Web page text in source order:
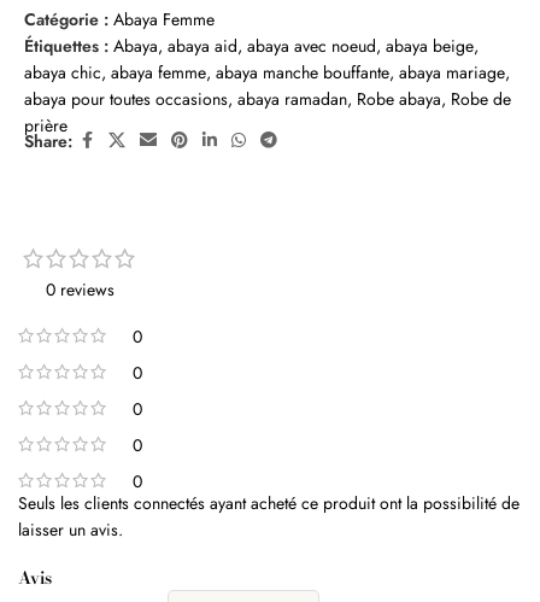
Catégorie : Abaya Femme
Étiquettes : Abaya, abaya aid, abaya avec noeud, abaya beige,
abaya chic, abaya femme, abaya manche bouffante, abaya mariage,
abaya pour toutes occasions, abaya ramadan, Robe abaya, Robe de
prière
Share:
0 reviews
0
0
0
0
0
Avis
Seuls les clients connectés ayant acheté ce produit ont la possibilité de
laisser un avis.